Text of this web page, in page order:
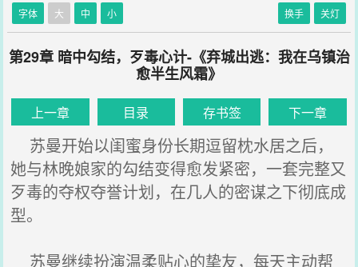
字体 大 中 小 换手 关灯
第29章 暗中勾结，歹毒心计-《弃城出逃：我在乌镇治
愈半生风霜》
上一章 目录 存书签 下一章
苏曼开始以闺蜜身份长期逗留枕水居之后，
她与林晚娘家的勾结变得愈发紧密，一套完整又
歹毒的夺权夺誉计划，在几人的密谋之下彻底成
型。
苏曼继续扮演温柔贴心的挚友，每天主动帮